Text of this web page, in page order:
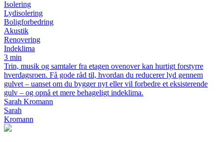
Isolering
Lydisolering
Boligforbedring
Akustik
Renovering
Indeklima
3 min
Trin, musik og samtaler fra etagen ovenover kan hurtigt forstyrre
hverdagsroen. Få gode råd til, hvordan du reducerer lyd gennem
gulvet – uanset om du bygger nyt eller vil forbedre et eksisterende
gulv – og opnå et mere behageligt indeklima.
Sarah Kromann
Sarah
Kromann